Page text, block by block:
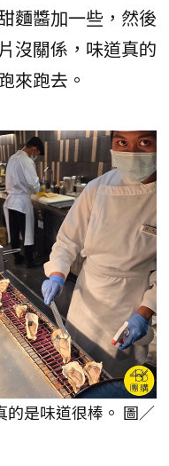
麵醬加一些，然後
沒關係，味道真的
來跑去。
的是味道很棒。 圖／